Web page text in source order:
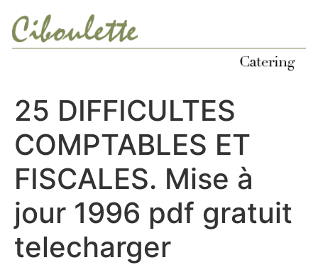
contenido
25 DIFFICULTES
COMPTABLES ET
FISCALES. Mise à
jour 1996 pdf gratuit
telecharger